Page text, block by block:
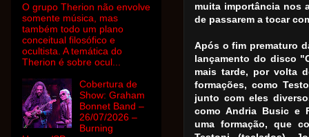
muita importância nos
de passarem a tocar
Após o fim prematuro
lançamento do disco
mais tarde, por volta
formações, como
junto com eles
como Andria Busic e
uma formação, que
O grupo Therion não envolve
somente música, mas
também todo um plano
conceitual filosófico e
ocultista. A temática do
Therion é sobre ocul...
Cobertura de
Show: Graham
Bonnet Band –
26/07/2026 –
Burning